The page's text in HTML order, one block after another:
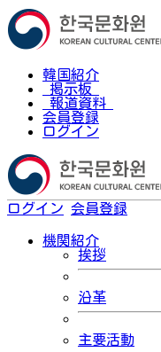
韓国紹介
掲示板
報道資料
会員登録
ログイン
ログイン 会員登録
機関紹介
挨拶
沿革
主要活動